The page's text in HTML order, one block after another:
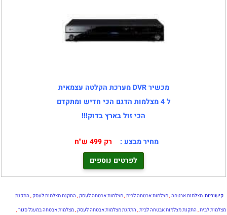
מכשיר DVR מערכת הקלטה עצמאית
ל 4 מצלמות הדגם הכי חדיש ומתקדם
הכי זול בארץ בדוק!!!
מחיר מבצע : רק 499 ש"ח
לפרטים נוספים
קישוריות:מצלמות אבטחה,מצלמות אבטחה לבית,מצלמות אבטחה לעסק ,התקנת מצלמות לעסק ,התקנת
מצלמות לבית,התקנת מצלמות אבטחה לבית,התקנת מצלמות אבטחה לעסק ,מצלמות אבטחה במעגל סגור,